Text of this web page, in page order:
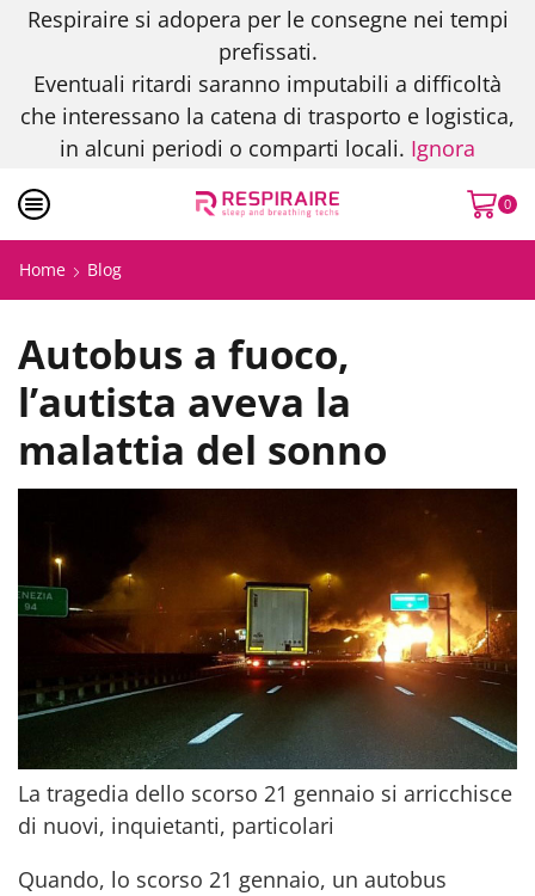
Respiraire si adopera per le consegne nei tempi
prefissati.
Eventuali ritardi saranno imputabili a difficoltà
che interessano la catena di trasporto e logistica,
in alcuni periodi o comparti locali. Ignora
0
Home Blog
Autobus a fuoco,
l’autista aveva la
malattia del sonno
La tragedia dello scorso 21 gennaio si arricchisce
di nuovi, inquietanti, particolari
Quando, lo scorso 21 gennaio, un autobus